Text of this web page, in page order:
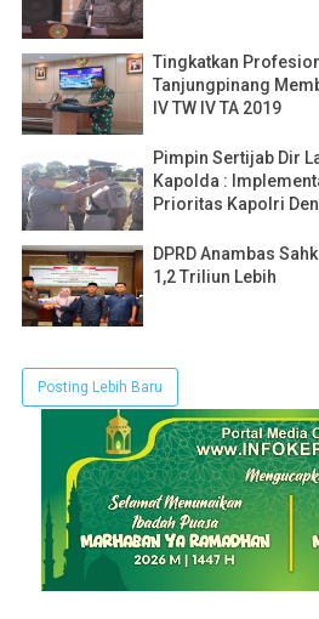
Tingkatkan
Tanjungpinang
IV TW IV TA 2019
Pimpin Sertijab Dir
Kapolda :
Prioritas Kapolri
DPRD Anambas
1,2 Triliun Lebih
Posting Lebih Baru